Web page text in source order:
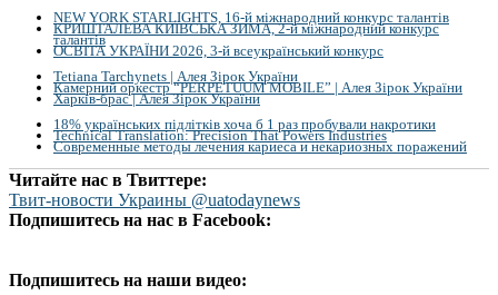
NEW YORK STARLIGHTS, 16-й міжнародний конкурс талантів
КРИШТАЛЕВА КИЇВСЬКА ЗИМА, 2-й міжнародний конкурс
талантів
ОСВІТА УКРАЇНИ 2026, 3-й всеукраїнський конкурс
Tetiana Tarchynets | Алея Зірок України
Камерний оркестр “PERPETUUM MOBILE” | Алея Зірок України
Харків-брас | Алея Зірок України
18% українських підлітків хоча б 1 раз пробували накротики
Technical Translation: Precision That Powers Industries
Современные методы лечения кариеса и некариозных поражений
Читайте нас в Твиттере:
Твит-новости Украины @uatodaynews
Подпишитесь на нас в Facebook:
Подпишитесь на наши видео: